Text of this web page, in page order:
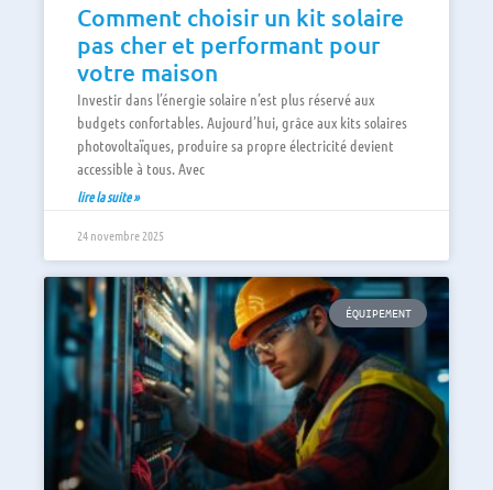
Comment choisir un kit solaire
pas cher et performant pour
votre maison
Investir dans l’énergie solaire n’est plus réservé aux
budgets confortables. Aujourd’hui, grâce aux kits solaires
photovoltaïques, produire sa propre électricité devient
accessible à tous. Avec
lire la suite »
24 novembre 2025
ÉQUIPEMENT